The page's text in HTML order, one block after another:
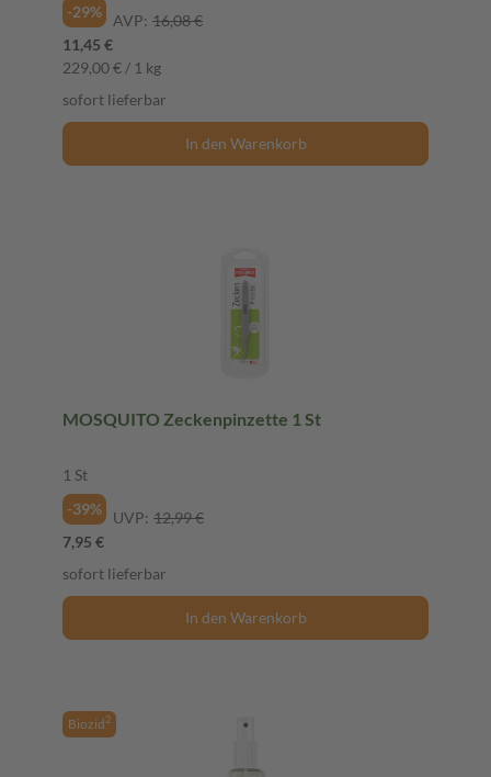
-29%
AVP: 16,08 €
11,45 €
229,00 € / 1 kg
sofort lieferbar
In den Warenkorb
MOSQUITO Zeckenpinzette 1 St
1 St
-39%
UVP: 12,99 €
7,95 €
sofort lieferbar
In den Warenkorb
Biozid2